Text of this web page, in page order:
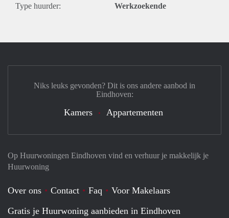
Type huurder: Werkzoekende
Op Huurwoningen Eindhoven vind en verhuur je makkelijk je
Huurwoning
Over ons Contact Faq
Voor Makelaars
Gratis je Huurwoning aanbieden in Eindhoven
Niks leuks gevonden? Dit is ons andere aanbod in
Eindhoven:
Kamers Appartementen